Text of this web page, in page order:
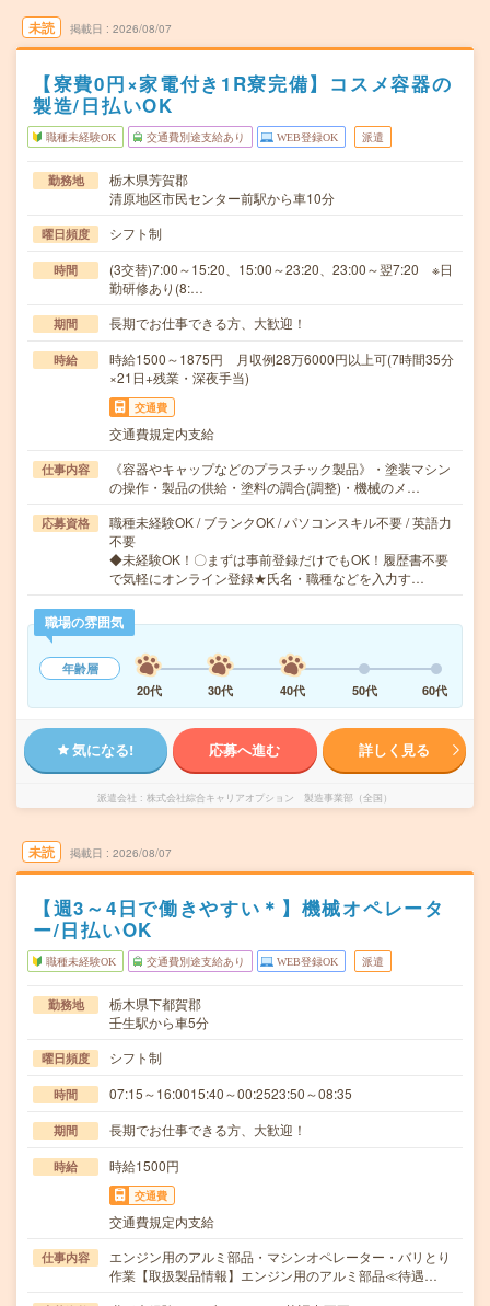
未読 掲載日 2026/08/07
【寮費0円×家電付き1R寮完備】コスメ容器の
製造/日払いOK
職種未経験OK 交通費別途支給あり WEB登録OK 派遣
勤務地
栃木県芳賀郡
清原地区市民センター前駅から車10分
曜日頻度 シフト制
時間
(3交替)7:00～15:20、15:00～23:20、23:00～翌7:20 ※日
勤研修あり(8:…
期間 長期でお仕事できる方、大歓迎！
時給
時給1500～1875円 月収例28万6000円以上可(7時間35分
×21日+残業・深夜手当)
交通費
交通費規定内支給
仕事内容
《容器やキャップなどのプラスチック製品》・塗装マシン
の操作・製品の供給・塗料の調合(調整)・機械のメ…
応募資格
職種未経験OK / ブランクOK / パソコンスキル不要 / 英語力
不要
◆未経験OK！〇まずは事前登録だけでもOK！履歴書不要
で気軽にオンライン登録★氏名・職種などを入力す…
職場の雰囲気
年齢層
20代
30代 40代 50代 60代
気になる! 応募へ進む 詳しく見る
派遣会社 株式会社綜合キャリアオプション 製造事業部（全国）
未読 掲載日 2026/08/07
【週3～4日で働きやすい＊】機械オペレータ
ー/日払いOK
職種未経験OK 交通費別途支給あり WEB登録OK 派遣
勤務地
栃木県下都賀郡
壬生駅から車5分
曜日頻度 シフト制
時間 07:15～16:0015:40～00:2523:50～08:35
期間 長期でお仕事できる方、大歓迎！
時給 時給1500円
交通費
交通費規定内支給
仕事内容
エンジン用のアルミ部品・マシンオペレーター・バリとり
作業【取扱製品情報】エンジン用のアルミ部品≪待遇…